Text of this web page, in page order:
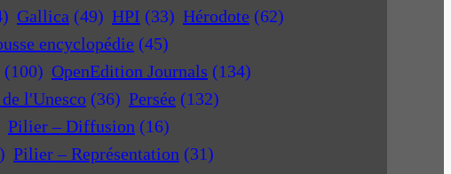
Gallica (49) HPI (33) Hérodote (62)
encyclopédie (45)
(100) OpenEdition Journals (134)
l'Unesco (36) Persée (132)
Pilier – Diffusion (16)
Pilier – Représentation (31)